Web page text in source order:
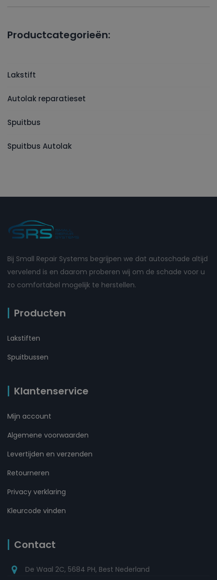
Productcategorieën:
Lakstift
Autolak reparatieset
Spuitbus
Spuitbus Autolak
Bij Small Repair Systems begrijpen we dat autoschade altijd
vervelend is en daarom proberen wij om de schade voor u
zo comfortabel mogelijk te herstellen.
Producten
Lakstiften
Spuitbussen
Klantenservice
Mijn account
Algemene voorwaarden
Levertijden en verzenden
Retourneren
Privacy verklaring
Kleurcode vinden
Contact
De Waal 2C, 5684 PH, Best Nederland